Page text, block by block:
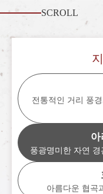
각역 정보
각역 정보 리스트
토롯코 사가역
토롯코 아라시야
토롯코 호즈쿄역
토롯코 가메오카역
tourist attractions
SCROLL
전통적인 거리 풍
풍광명미한 자연
아름다운 협곡